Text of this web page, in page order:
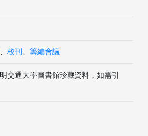
校刊 籌編會議
交通大學圖書館珍藏資料，如需引